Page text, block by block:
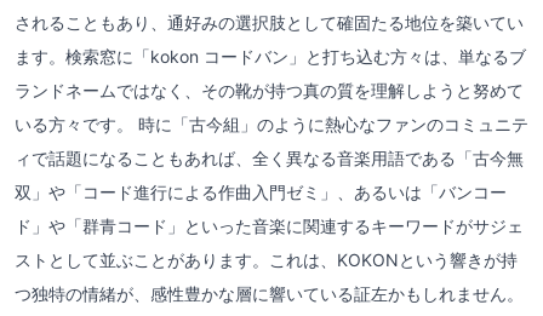
されることもあり、通好みの選択肢として確固たる地位を築いてい
ます。検索窓に「kokon コードバン」と打ち込む方々は、単なるブ
ランドネームではなく、その靴が持つ真の質を理解しようと努めて
いる方々です。 時に「古今組」のように熱心なファンのコミュニテ
ィで話題になることもあれば、全く異なる音楽用語である「古今無
双」や「コード進行による作曲入門ゼミ」、あるいは「バンコー
ド」や「群青コード」といった音楽に関連するキーワードがサジェ
ストとして並ぶことがあります。これは、KOKONという響きが持
つ独特の情緒が、感性豊かな層に響いている証左かもしれません。